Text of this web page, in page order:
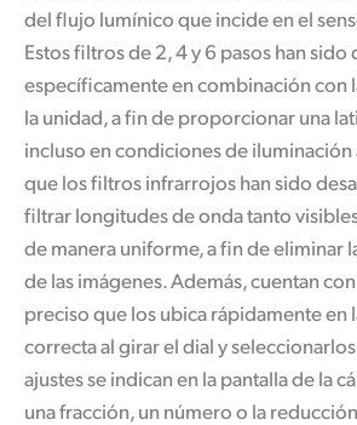
del flujo lumínico que incide en el
Estos filtros de 2, 4 y 6 pasos han sido
específicamente en combinación con
la unidad, a fin de proporcionar una
inclusoen condicionesde iluminación
que los filtros infrarrojoshan sido
filtrar longitudes de onda tanto
de manera uniforme, a fin de eliminar
de las imágenes. Además, cuentan
preciso que los ubica rápidamente en
correcta al girar el dial y
ajustes se indican en la pantalla de la
una fracción,un númeroo la reducción